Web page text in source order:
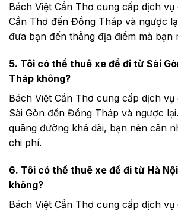
Bách Việt Cần Thơ cung cấp dịch
Cần Thơ đến Đồng Tháp và ngược
đưa bạn đến thẳng địa điểm mà bạn
5. Tôi có thể thuê xe để đi từ Sài
Tháp không?
Bách Việt Cần Thơ cung cấp dịch
Sài Gòn đến Đồng Tháp và ngược
quãng đường khá dài, bạn nên cân
chi phí.
6. Tôi có thể thuê xe để đi từ Hà
không?
Bách Việt Cần Thơ cung cấp dịch